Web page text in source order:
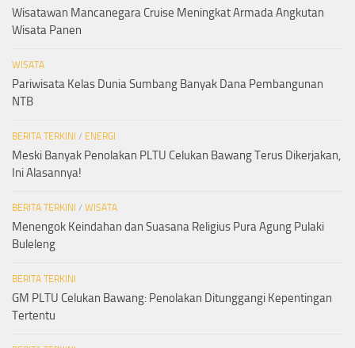
Wisatawan Mancanegara Cruise Meningkat Armada Angkutan
Wisata Panen
WISATA
Pariwisata Kelas Dunia Sumbang Banyak Dana Pembangunan
NTB
BERITA TERKINI / ENERGI
Meski Banyak Penolakan PLTU Celukan Bawang Terus Dikerjakan,
Ini Alasannya!
BERITA TERKINI / WISATA
Menengok Keindahan dan Suasana Religius Pura Agung Pulaki
Buleleng
BERITA TERKINI
GM PLTU Celukan Bawang: Penolakan Ditunggangi Kepentingan
Tertentu